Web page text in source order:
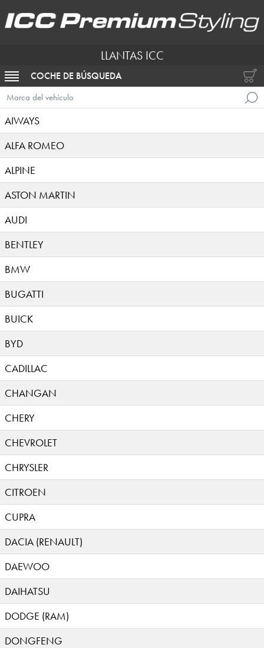
LLANTAS ICC
ACTIVAR NAVEGACIÓN
COCHE DE BÚSQUEDA
Marca del vehículo
AIWAYS
ALFA ROMEO
ALPINE
ASTON MARTIN
AUDI
BENTLEY
BMW
BUGATTI
BUICK
BYD
CADILLAC
CHANGAN
CHERY
CHEVROLET
CHRYSLER
CITROEN
CUPRA
DACIA (RENAULT)
DAEWOO
DAIHATSU
DODGE (RAM)
DONGFENG